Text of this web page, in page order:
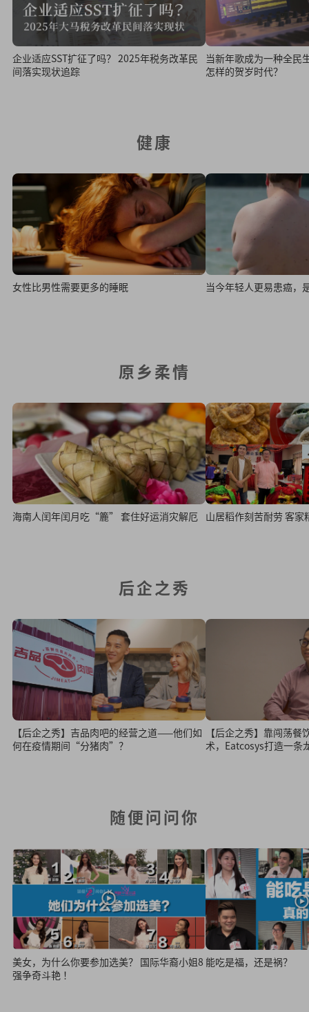
企业适应SST扩征了吗？ 2025年税务改革民
间落实现状追踪
当新年歌成为一种全民
怎样的贺岁时代？
健康
女性比男性需要更多的睡眠 当今年轻人更易患癌，
原乡柔情
海南人闰年闰月吃“簏” 套住好运消灾解厄 山居稻作
后企之秀
【后企之秀】吉品肉吧的经营之道——他们如
何在疫情期间“分猪肉”？
【后企之秀】靠闯荡
术，Eatcosys打造一条
随便问问你
美女，为什么你要参加选美？ 国际华裔小姐8
强争奇斗艳 ！
能吃是福，还是祸？